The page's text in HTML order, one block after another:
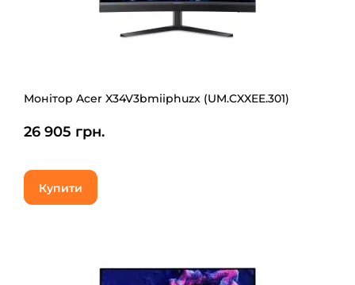
Монітор Acer X34V3bmiiphuzx (UM.CXXEE.301)
26 905 грн.
Купити